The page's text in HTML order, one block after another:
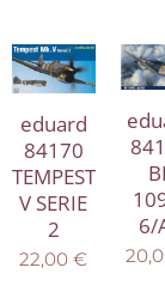
eduard
84170
TEMPEST
V SERIE
2
22,00 €
6/